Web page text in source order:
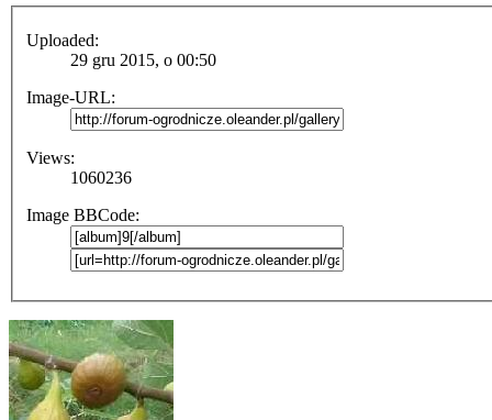
Uploaded:
29 gru 2015, o 00:50
Image-URL:
Views:
1060236
Image BBCode: